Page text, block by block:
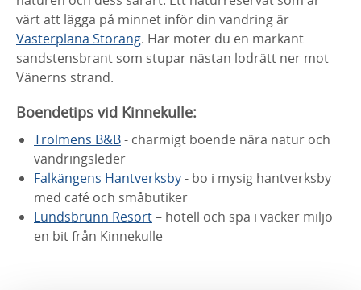
värt att lägga på minnet inför din vandring är
Västerplana Storäng. Här möter du en markant
sandstensbrant som stupar nästan lodrätt ner mot
Vänerns strand.
Boendetips vid Kinnekulle:
Trolmens B&B- charmigt boende nära natur och
vandringsleder
Falkängens Hantverksby- bo i mysig hantverksby
med café och småbutiker
Lundsbrunn Resort– hotell och spa i vacker miljö
en bit från Kinnekulle